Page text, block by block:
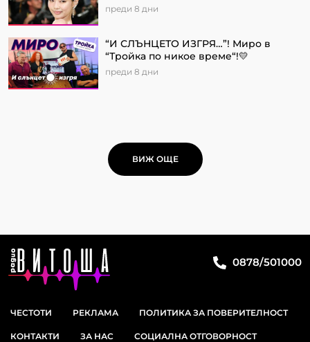
преди 8 дни
“И СЛЪНЦЕТО ИЗГРЯ…”! Миро в
“Тройка по никое време“!💛
преди 8 дни
ВИЖ ОЩЕ
0878/501000
ЧЕСТОТИ РЕКЛАМА ПОЛИТИКА ЗА ПОВЕРИТЕЛНОСТ
КОНТАКТИ ЗА НАС СОЦИАЛНА ОТГОВОРНОСТ